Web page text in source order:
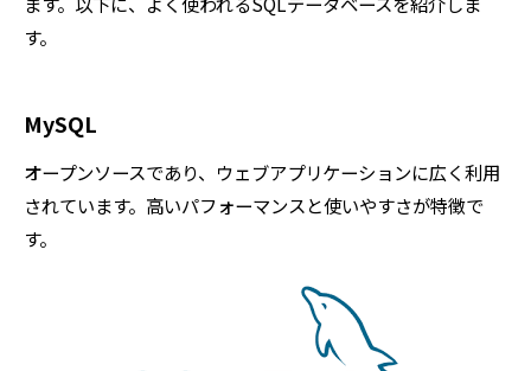
す。
MySQL
オープンソースであり、ウェブアプリケーションに広く利用
されています。高いパフォーマンスと使いやすさが特徴で
す。